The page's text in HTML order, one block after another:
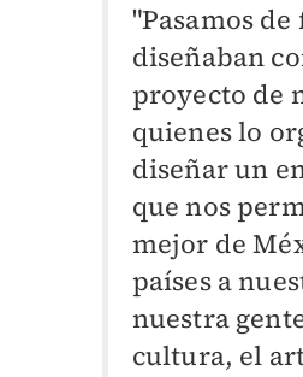
"Pasamos de
diseñaban
proyecto de
quienes lo
diseñar un
que nos
mejor de
países a
nuestra
cultura, el